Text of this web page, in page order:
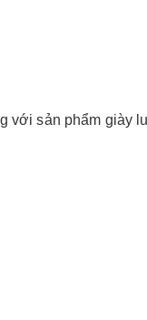
với sản phẩm giày